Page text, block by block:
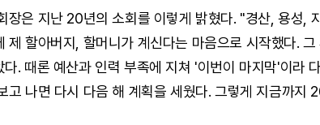
장은 지난 20년의 소회를 이렇게 밝혔다. "경산, 용성,
제 할아버지, 할머니가 계신다는 마음으로 시작했다.
다. 때론 예산과 인력 부족에 지쳐 '이번이 마지막'이라
고 나면 다시 다음 해 계획을 세웠다. 그렇게 지금까지